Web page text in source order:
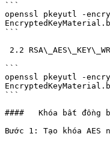
```
openssl pkeyutl -
```
2.2
```
openssl pkeyutl -
```
####   Khóa bất đồng
Bước 1: Tạo khóa AES